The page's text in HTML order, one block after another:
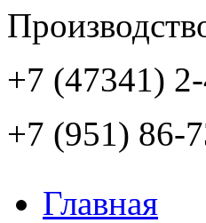
+7 (47341)
+7 (951) 86-
Главная